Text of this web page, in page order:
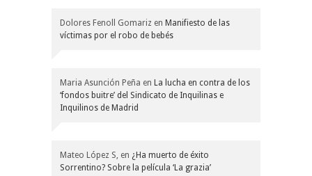
Dolores Fenoll Gomariz en Manifiesto de las
víctimas por el robo de bebés
Maria Asunción Peña en La lucha en contra de los
‘fondos buitre’ del Sindicato de Inquilinas e
Inquilinos de Madrid
Mateo López S, en ¿Ha muerto de éxito
Sorrentino? Sobre la película ‘La grazia’